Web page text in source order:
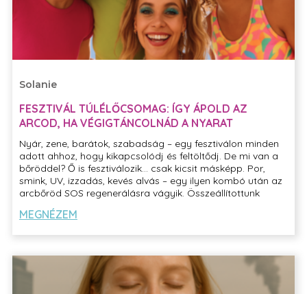
Solanie
FESZTIVÁL TÚLÉLŐCSOMAG: ÍGY ÁPOLD AZ
ARCOD, HA VÉGIGTÁNCOLNÁD A NYARAT
Nyár, zene, barátok, szabadság – egy fesztiválon minden
adott ahhoz, hogy kikapcsolódj és feltöltődj. De mi van a
bőröddel? Ő is fesztiválozik… csak kicsit másképp. Por,
smink, UV, izzadás, kevés alvás – egy ilyen kombó után az
arcbőröd SOS regenerálásra vágyik. Összeállítottunk
neked egy mini arcápolási rutint, amit könnyedén
elvégezhetsz. Ráadásul csak
MEGNÉZEM